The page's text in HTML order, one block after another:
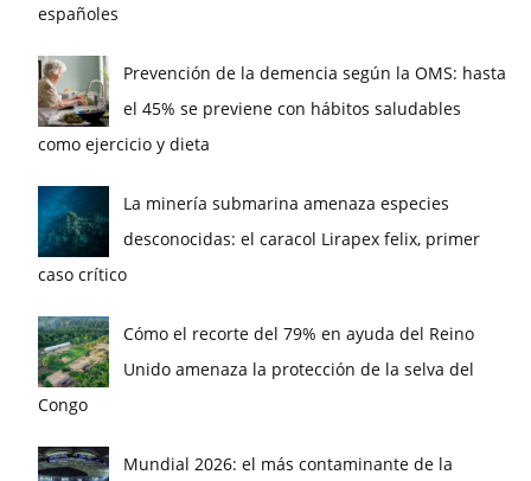
españoles
Prevención de la demencia según la OMS: hasta
el 45% se previene con hábitos saludables
como ejercicio y dieta
La minería submarina amenaza especies
desconocidas: el caracol Lirapex felix, primer
caso crítico
Cómo el recorte del 79% en ayuda del Reino
Unido amenaza la protección de la selva del
Congo
Mundial 2026: el más contaminante de la